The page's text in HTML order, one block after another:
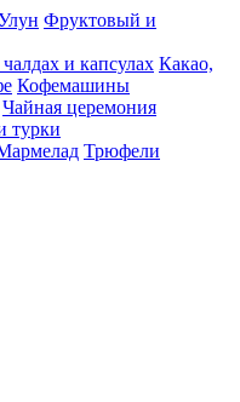
Фруктовый и
и капсулах Какао,
Кофемашины
Чайная церемония
турки
Трюфели